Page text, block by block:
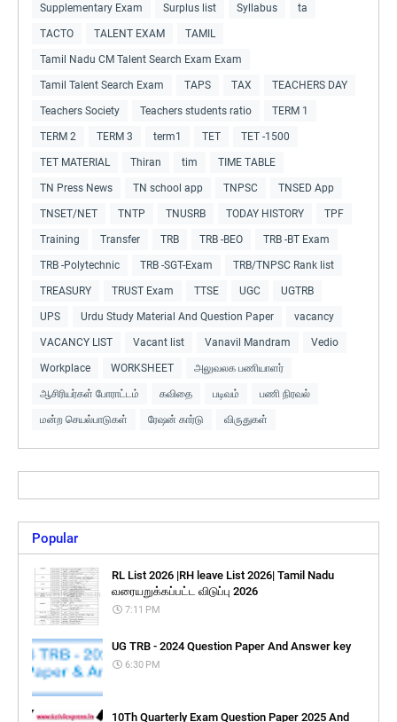
Supplementary Exam Surplus list Syllabus ta
TACTO TALENT EXAM TAMIL
Tamil Nadu CM Talent Search Exam Exam
Tamil Talent Search Exam TAPS TAX TEACHERS DAY
Teachers Society Teachers students ratio TERM 1
TERM 2 TERM 3 term1 TET TET -1500
TET MATERIAL Thiran tim TIME TABLE
TN Press News TN school app TNPSC TNSED App
TNSET/NET TNTP TNUSRB TODAY HISTORY TPF
Training Transfer TRB TRB -BEO TRB -BT Exam
TRB -Polytechnic TRB -SGT-Exam TRB/TNPSC Rank list
TREASURY TRUST Exam TTSE UGC UGTRB
UPS Urdu Study Material And Question Paper vacancy
VACANCY LIST Vacant list Vanavil Mandram Vedio
Workplace WORKSHEET அலுவலக பணியாளர்
ஆசிரியர்கள் போராட்டம் கவிதை படிவம் பணி நிரவல்
மன்ற செயல்பாடுகள் ரேஷன் கார்டு விருதுகள்
Popular
RL List 2026 |RH leave List 2026| Tamil Nadu
வரையறுக்கப்பட்ட விடுப்பு 2026
7:11 PM
UG TRB - 2024 Question Paper And Answer key
6:30 PM
10Th Quarterly Exam Question Paper 2025 And